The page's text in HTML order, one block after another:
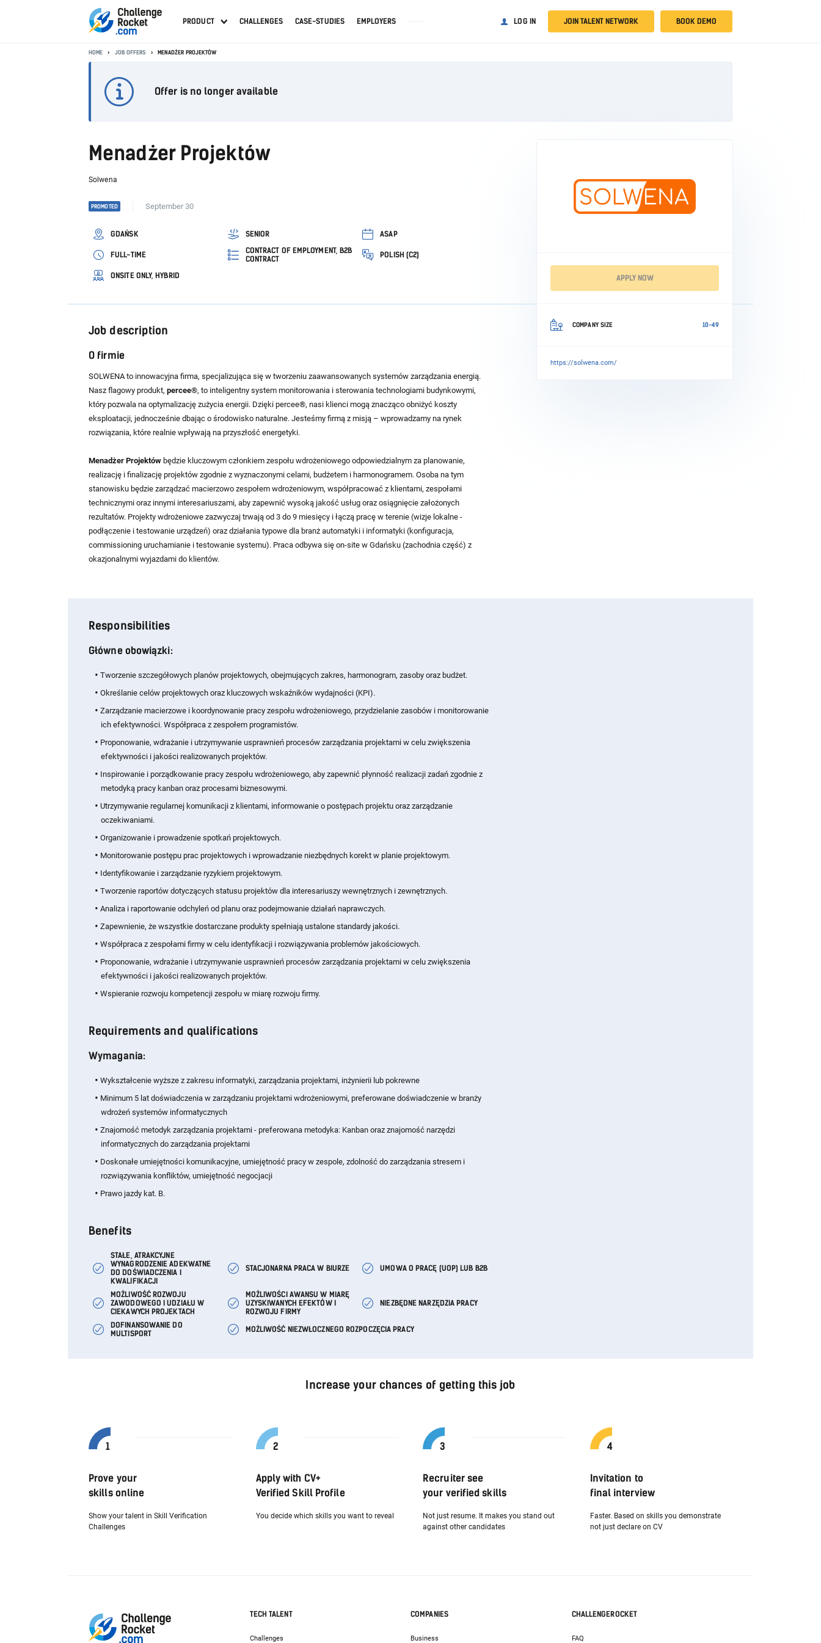
PRODUCT CHALLENGES CASE-STUDIES EMPLOYERS LOG IN JOIN TALENT NETWORK BOOK DEMO
HOME JOB OFFERS MENADŻER PROJEKTÓW
Offer is no longer available
Menadżer Projektów
Solwena
PROMOTED September 30
GDAŃSK SENIOR ASAP
FULL-TIME
CONTRACT OF EMPLOYMENT, B2B
CONTRACT
POLISH (C2)
ONSITE ONLY, HYBRID APPLY NOW
COMPANY SIZE 10-49
https://solwena.com/
Job description
O firmie
SOLWENA to innowacyjna firma, specjalizująca się w tworzeniu zaawansowanych systemów zarządzania energią.
Nasz flagowy produkt, percee®, to inteligentny system monitorowania i sterowania technologiami budynkowymi,
który pozwala na optymalizację zużycia energii. Dzięki percee®, nasi klienci mogą znacząco obniżyć koszty
eksploatacji, jednocześnie dbając o środowisko naturalne. Jesteśmy firmą z misją – wprowadzamy na rynek
rozwiązania, które realnie wpływają na przyszłość energetyki.
Menadżer Projektów będzie kluczowym członkiem zespołu wdrożeniowego odpowiedzialnym za planowanie,
realizację i finalizację projektów zgodnie z wyznaczonymi celami, budżetem i harmonogramem. Osoba na tym
stanowisku będzie zarządzać macierzowo zespołem wdrożeniowym, współpracować z klientami, zespołami
technicznymi oraz innymi interesariuszami, aby zapewnić wysoką jakość usług oraz osiągnięcie założonych
rezultatów. Projekty wdrożeniowe zazwyczaj trwają od 3 do 9 miesięcy i łączą pracę w terenie (wizje lokalne -
podłączenie i testowanie urządzeń) oraz działania typowe dla branż automatyki i informatyki (konfiguracja,
commissioning uruchamianie i testowanie systemu). Praca odbywa się on-site w Gdańsku (zachodnia część) z
okazjonalnymi wyjazdami do klientów.
Responsibilities
Główne obowiązki:
Tworzenie szczegółowych planów projektowych, obejmujących zakres, harmonogram, zasoby oraz budżet.
Określanie celów projektowych oraz kluczowych wskaźników wydajności (KPI).
Zarządzanie macierzowe i koordynowanie pracy zespołu wdrożeniowego, przydzielanie zasobów i monitorowanie
ich efektywności. Współpraca z zespołem programistów.
Proponowanie, wdrażanie i utrzymywanie usprawnień procesów zarządzania projektami w celu zwiększenia
efektywności i jakości realizowanych projektów.
Inspirowanie i porządkowanie pracy zespołu wdrożeniowego, aby zapewnić płynność realizacji zadań zgodnie z
metodyką pracy kanban oraz procesami biznesowymi.
Utrzymywanie regularnej komunikacji z klientami, informowanie o postępach projektu oraz zarządzanie
oczekiwaniami.
Organizowanie i prowadzenie spotkań projektowych.
Monitorowanie postępu prac projektowych i wprowadzanie niezbędnych korekt w planie projektowym.
Identyfikowanie i zarządzanie ryzykiem projektowym.
Tworzenie raportów dotyczących statusu projektów dla interesariuszy wewnętrznych i zewnętrznych.
Analiza i raportowanie odchyleń od planu oraz podejmowanie działań naprawczych.
Zapewnienie, że wszystkie dostarczane produkty spełniają ustalone standardy jakości.
Współpraca z zespołami firmy w celu identyfikacji i rozwiązywania problemów jakościowych.
Proponowanie, wdrażanie i utrzymywanie usprawnień procesów zarządzania projektami w celu zwiększenia
efektywności i jakości realizowanych projektów.
Wspieranie rozwoju kompetencji zespołu w miarę rozwoju firmy.
Requirements and qualifications
Wymagania:
Wykształcenie wyższe z zakresu informatyki, zarządzania projektami, inżynierii lub pokrewne
Minimum 5 lat doświadczenia w zarządzaniu projektami wdrożeniowymi, preferowane doświadczenie w branży
wdrożeń systemów informatycznych
Znajomość metodyk zarządzania projektami - preferowana metodyka: Kanban oraz znajomość narzędzi
informatycznych do zarządzania projektami
Doskonałe umiejętności komunikacyjne, umiejętność pracy w zespole, zdolność do zarządzania stresem i
rozwiązywania konfliktów, umiejętność negocjacji
Prawo jazdy kat. B.
Benefits
STAŁE, ATRAKCYJNE
WYNAGRODZENIE ADEKWATNE
DO DOŚWIADCZENIA I
KWALIFIKACJI
STACJONARNA PRACA W BIURZE UMOWA O PRACĘ (UOP) LUB B2B
MOŻLIWOŚĆ ROZWOJU
ZAWODOWEGO I UDZIAŁU W
CIEKAWYCH PROJEKTACH
MOŻLIWOŚCI AWANSU W MIARĘ
UZYSKIWANYCH EFEKTÓW I
ROZWOJU FIRMY
NIEZBĘDNE NARZĘDZIA PRACY
DOFINANSOWANIE DO
MULTISPORT
MOŻLIWOŚĆ NIEZWŁOCZNEGO ROZPOCZĘCIA PRACY
Increase your chances of getting this job
Prove your
skills online
Show your talent in Skill Verification
Challenges
Apply with CV+
Verified Skill Profile
You decide which skills you want to reveal
Recruiter see
your verified skills
Not just resume. It makes you stand out
against other candidates
Invitation to
final interview
Faster. Based on skills you demonstrate
not just declare on CV
TECH TALENT
Challenges
COMPANIES
Business
CHALLENGEROCKET
FAQ